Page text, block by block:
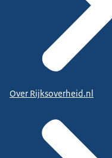
Over Rijksoverheid.nl